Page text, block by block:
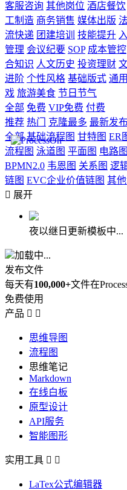
客服咨询 其他岗位 酒店餐饮
工制造 商务销售 媒体出版
流快递 团建培训 技能提升
管理 会议纪要 SOP 成本管控
合知识 人文历史 投资理财
进阶 个性风格 基础版式 通
戏 旅游美食 节日节气
全部 免费 VIP免费 付费
推荐 热门 克隆最多 最新发布
全部 基础流程图 甘特图 ER
流程图 泳道图 平面图 电路图
BPMN2.0 韦恩图 关系图 逻
链图 EVC企业价值链图 其
 展开
夜以继日更新模板中...
加载中...
发布文件
每天有100,000+文件在
免费使用
产品  
思维导图
流程图
思维笔记
Markdown
在线白板
原型设计
API服务
智能图形
实用工具  
LaTex公式编辑器